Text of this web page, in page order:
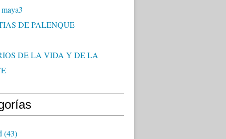
DE PALENQUE
DE LA VIDA Y DE LA
(43)